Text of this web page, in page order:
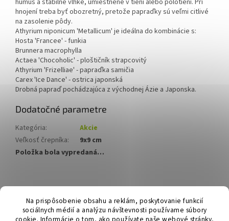
Na prispôsobenie obsahu a reklám, poskytovanie funkcií
sociálnych médií a analýzu návštevnosti používame súbory
humus a stabilne vlhké, umiestnené v tieni alebo polotieni. Pri
hnojení treba byť obozretný, pretože papraďky sú veľmi citlivé
na zasolenie pôdy.
Athyrium niponicum 'Metallicum' je ideálna do kombinácie s:
Hosta 'Francee' - funkia
Brunnera macrophylla
Actaea 'Chocoholic' - ploštičník strapcovitý
Athyrium 'Frizelliae' - papraďka samičia
Carex 'Ice Dance' - ostrica japonská
Drobná papraď pochádzajúca z východnej Ázie a Japonska.
Dodatočné parametre
Kategória:
Akcie
Veľkosť črepníka:
9x9 cm
Položka bola vypredaná…
á
Hurmikaki.com